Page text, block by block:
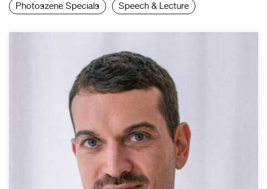
Photoszene Specials Speech & Lecture